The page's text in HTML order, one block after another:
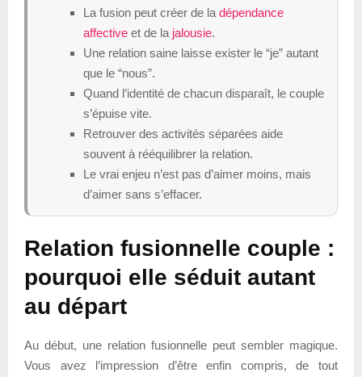
La fusion peut créer de la dépendance
affective et de la jalousie.
Une relation saine laisse exister le “je” autant
que le “nous”.
Quand l’identité de chacun disparaît, le couple
s’épuise vite.
Retrouver des activités séparées aide
souvent à rééquilibrer la relation.
Le vrai enjeu n’est pas d’aimer moins, mais
d’aimer sans s’effacer.
Relation fusionnelle couple :
pourquoi elle séduit autant
au départ
Au début, une relation fusionnelle peut sembler magique.
Vous avez l’impression d’être enfin compris, de tout